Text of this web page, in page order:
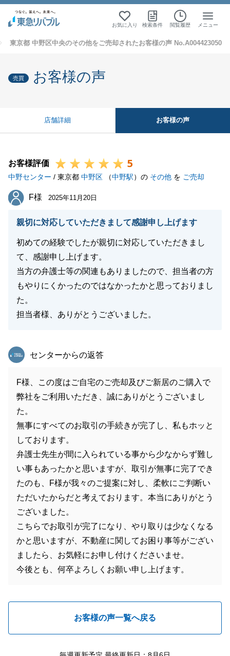
お気に入り 検索条件 閲覧履歴 メニュー
東京都 中野区中央のその他をご売却されたお客様の声 No.A004423050
売買 お客様の声
店舗詳細 お客様の声
お客様評価 5
中野センター / 東京都 中野区 （中野駅）の その他 を ご売却
F様
F様 2025年11月20日
親切に対応していただきまして感謝申し上げます
初めての経験でしたが親切に対応していただきまし
て、感謝申し上げます。
当方の弁護士等の関連もありましたので、担当者の方
もやりにくかったのではなかったかと思っておりまし
た。
担当者様、ありがとうございました。
東急リバブル
センターからの返答
F様、この度はご自宅のご売却及びご新居のご購入で
弊社をご利用いただき、誠にありがとうございまし
た。
無事にすべてのお取引の手続きが完了し、私もホッと
しております。
弁護士先生が間に入られている事から少なからず難し
い事もあったかと思いますが、取引が無事に完了でき
たのも、F様が我々のご提案に対し、柔軟にご判断い
ただいたからだと考えております。本当にありがとう
ございました。
こちらでお取引が完了になり、やり取りは少なくなる
かと思いますが、不動産に関してお困り事等がござい
ましたら、お気軽にお申し付けくださいませ。
今後とも、何卒よろしくお願い申し上げます。
お客様の声一覧へ戻る